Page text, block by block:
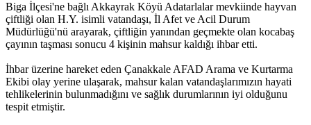
Biga İlçesi'ne bağlı Akkayrak Köyü Adatarlalar mevkiinde hayvan
çiftliği olan H.Y. isimli vatandaşı, İl Afet ve Acil Durum
Müdürlüğü'nü arayarak, çiftliğin yanından geçmekte olan kocabaş
çayının taşması sonucu 4 kişinin mahsur kaldığı ihbar etti.
İhbar üzerine hareket eden Çanakkale AFAD Arama ve Kurtarma
Ekibi olay yerine ulaşarak, mahsur kalan vatandaşlarımızın hayati
tehlikelerinin bulunmadığını ve sağlık durumlarının iyi olduğunu
tespit etmiştir.